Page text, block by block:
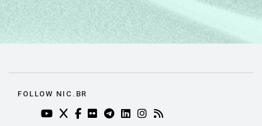
FOLLOW NIC.BR
YOUTUBE DO NIC.BR (ABRE EM NOVA ABA)
TWITTER DO NIC.BR (ABRE EM NOVA ABA)
FACEBOOK DO NIC.BR (ABRE EM NOVA
FLICKR DO NIC.BR (ABRE EM NOVA
TELEGRAM DO NIC.BR (ABRE EM
LINKEDIN DO NIC.BR (ABRE
INSTAGRAM DO NIC.BR
RSS DO NIC.BR (ABRE